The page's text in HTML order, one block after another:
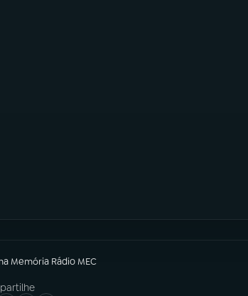
Memória Rádio MEC